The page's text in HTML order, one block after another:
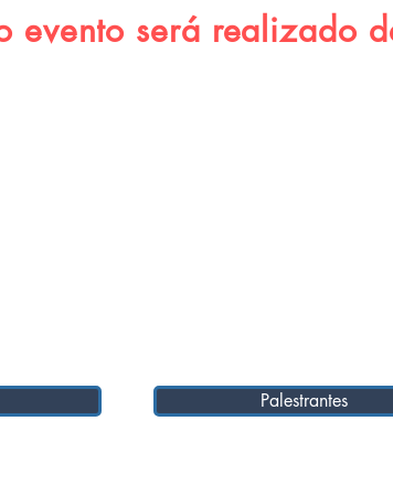
evento será realizado
Palestrantes